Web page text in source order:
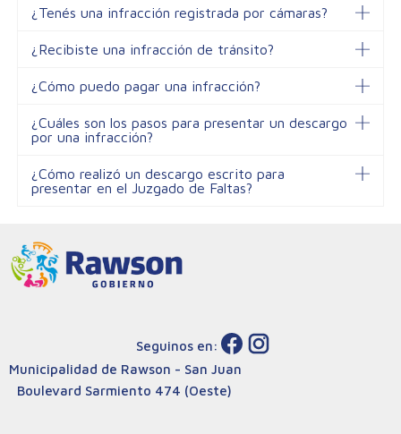
¿Tenés una infracción registrada por cámaras?
¿Recibiste una infracción de tránsito?
¿Cómo puedo pagar una infracción?
¿Cuáles son los pasos para presentar un descargo
por una infracción?
¿Cómo realizó un descargo escrito para
presentar en el Juzgado de Faltas?
Seguinos en:
Municipalidad de Rawson - San Juan
Boulevard Sarmiento 474 (Oeste)